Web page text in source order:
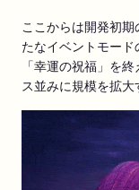
ここからは開発初
たなイベントモード
「幸運の祝福」を
ス並みに規模を拡大